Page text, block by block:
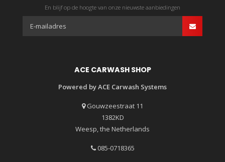
En blijf op de hoogte van onze nieuwste aanbiedingen
ACE CARWASH SHOP
Powered by ACE Carwash Systems
Gouwzeestraat 11
1382KD
Weesp, the Netherlands
085-0718365